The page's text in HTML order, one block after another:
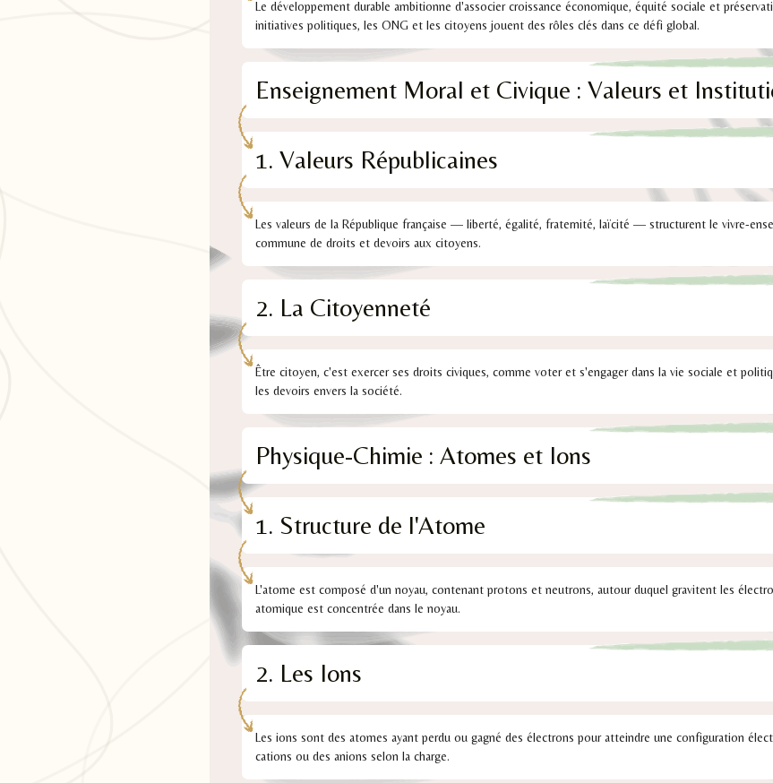
Le développement durable ambitionne d'associer croissance économique, équité sociale et
initiatives politiques, les ONG et les citoyens jouent des rôles clés dans ce défi global.
Enseignement Moral et Civique : Valeurs et
1. Valeurs Républicaines
Les valeurs de la République française — liberté, égalité, fraternité, laïcité — structurent le vivre-
commune de droits et devoirs aux citoyens.
2. La Citoyenneté
Être citoyen, c'est exercer ses droits civiques, comme voter et s'engager dans la vie sociale et
les devoirs envers la société.
Physique-Chimie : Atomes et Ions
1. Structure de l'Atome
L'atome est composé d'un noyau, contenant protons et neutrons, autour duquel gravitent les
atomique est concentrée dans le noyau.
2. Les Ions
Les ions sont des atomes ayant perdu ou gagné des électrons pour atteindre une configuration
cations ou des anions selon la charge.